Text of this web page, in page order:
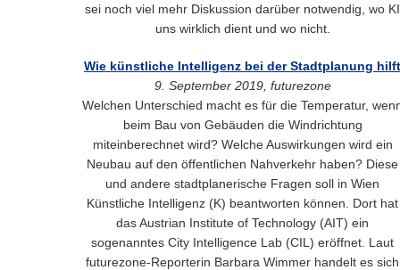
sei noch viel mehr Diskussion darüber notwendig, wo KI
uns wirklich dient und wo nicht.
Wie künstliche Intelligenz bei der Stadtplanung hilft
9. September 2019, futurezone
Welchen Unterschied macht es für die Temperatur,
beim Bau von Gebäuden die Windrichtung
miteinberechnet wird? Welche Auswirkungen wird ein
Neubau auf den öffentlichen Nahverkehr haben? Diese
und andere stadtplanerische Fragen soll in Wien
Künstliche Intelligenz (K) beantworten können. Dort hat
das Austrian Institute of Technology (AIT) ein
sogenanntes City Intelligence Lab (CIL) eröffnet. Laut
futurezone-Reporterin Barbara Wimmer handelt es sich